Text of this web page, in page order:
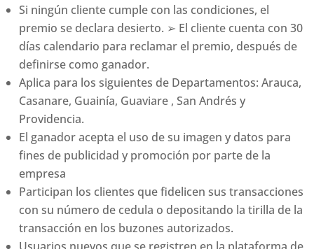
Si ningún cliente cumple con las condiciones, el
premio se declara desierto. ➢ El cliente cuenta con 30
días calendario para reclamar el premio, después de
definirse como ganador.
Aplica para los siguientes de Departamentos: Arauca,
Casanare, Guainía, Guaviare , San Andrés y
Providencia.
El ganador acepta el uso de su imagen y datos para
fines de publicidad y promoción por parte de la
empresa
Participan los clientes que fidelicen sus transacciones
con su número de cedula o depositando la tirilla de la
transacción en los buzones autorizados.